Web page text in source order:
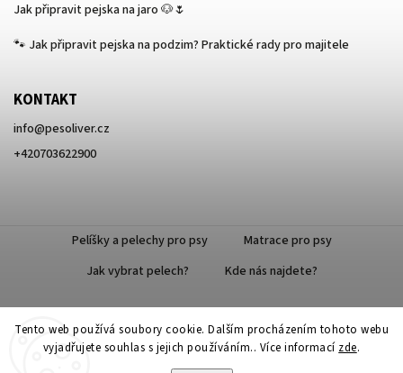
Tento web používá soubory cookie. Dalším procházením tohoto webu
vyjadřujete souhlas s jejich používáním.. Více informací zde.
Jak připravit pejska na jaro 🐶🌷
🐾 Jak připravit pejska na podzim? Praktické rady pro majitele
KONTAKT
info@pesoliver.cz
+420703622900
Pelíšky a pelechy pro psy
Matrace pro psy
Jak vybrat pelech?
Kde nás najdete?
Doprava zdarma